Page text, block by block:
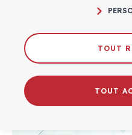
INNOVATION
TOUT
TOUT